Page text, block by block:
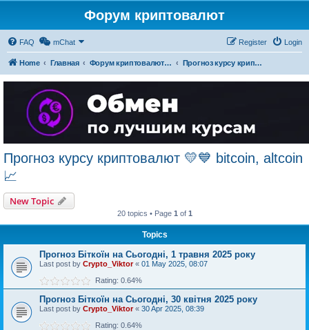
Форум криптовалют
FAQ mChat Login
Register
Home Главная Форум криптовалют українською Прогноз курсу криптовалют 💛💙 bitcoin, altcoin 📈
Прогноз курсу криптовалют 💛💙 bitcoin, altcoin
📈
New Topic
20 topics • Page 1 of 1
Topics
Прогноз Біткоїн на Сьогодні, 1 травня 2025 року
Last post by Crypto_Viktor« 01 May 2025, 08:07
Rating: 0.64%
Прогноз Біткоїн на Сьогодні, 30 квітня 2025 року
Last post by Crypto_Viktor« 30 Apr 2025, 08:39
Rating: 0.64%